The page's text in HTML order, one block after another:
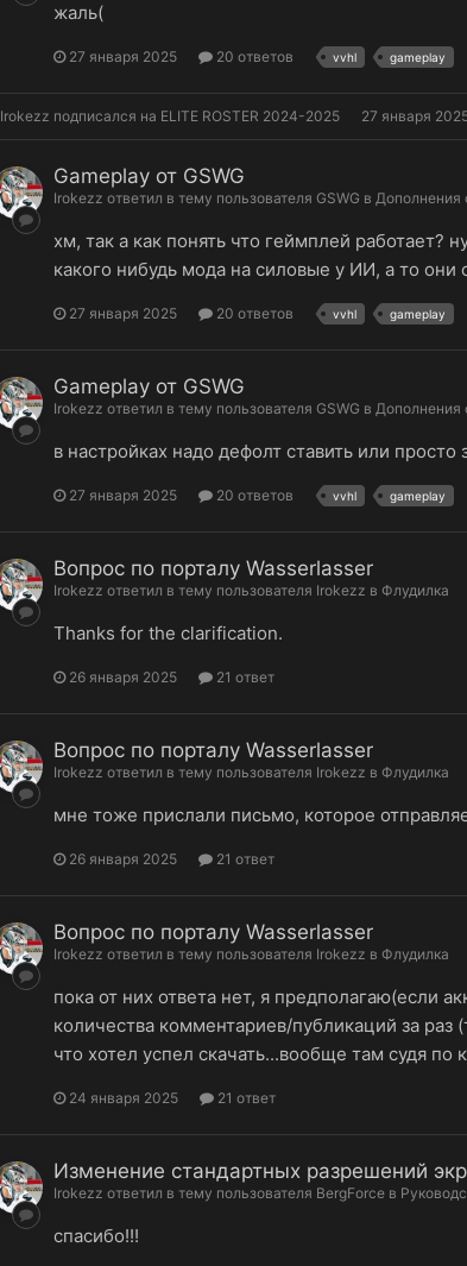
жаль(
27 января 2025 20 ответов vvhl gameplay
Irokezz подписался на ELITE ROSTER 2024-2025 27 января
Gameplay от GSWG
Irokezz ответил в тему пользователяGSWG вДополнения
хм, так а как понять что геймплей работает?
какого нибудь мода на силовые у ИИ, а то они
27 января 2025 20 ответов vvhl gameplay
Gameplay от GSWG
Irokezz ответил в тему пользователяGSWG вДополнения
в настройках надо дефолт ставить или просто
27 января 2025 20 ответов vvhl gameplay
Вопрос по порталу Wasserlasser
Irokezz ответил в тему пользователя Irokezz вФлудилка
Thanks for the clarification.
26 января 2025 21 ответ
Вопрос по порталу Wasserlasser
Irokezz ответил в тему пользователя Irokezz вФлудилка
мне тоже прислали письмо, которое
26 января 2025 21 ответ
Вопрос по порталу Wasserlasser
Irokezz ответил в тему пользователя Irokezz вФлудилка
пока от них ответа нет, я предполагаю(если
количества комментариев/публикаций за раз
что хотел успел скачать...вообще там судя
24 января 2025 21 ответ
Изменение стандартных разрешений
Irokezz ответил в тему пользователя BergForce в
спасибо!!!